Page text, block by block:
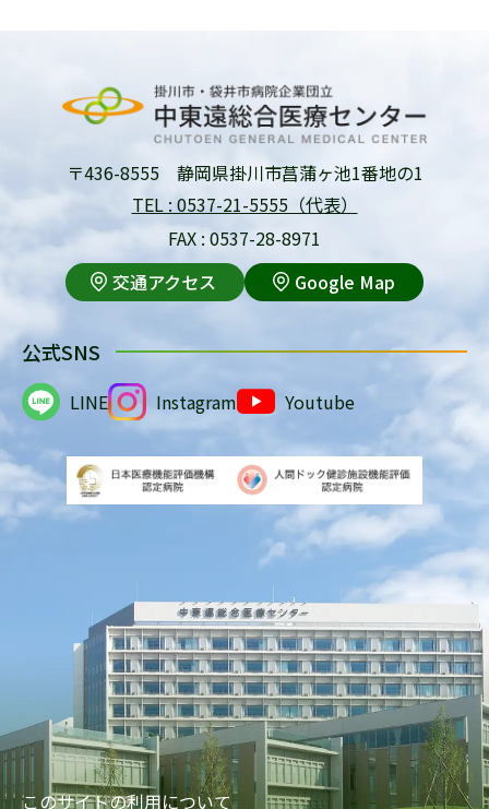
〒436-8555 静岡県掛川市菖蒲ヶ池1番地の1
TEL : 0537-21-5555（代表）
FAX : 0537-28-8971
交通アクセス
Google Map
公式SNS
LINE Instagram Youtube
このサイトの利用について